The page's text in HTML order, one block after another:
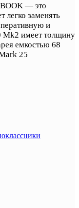
— это
легко заменять
и
Mk2 имеет толщину
емкостью 68
25